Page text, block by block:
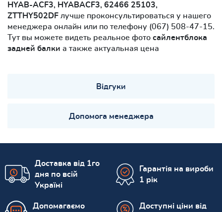
HYAB-ACF3, HYABACF3, 62466 25103,
ZTTHY502DF лучше проконсультироваться у нашего
менеджера онлайн или по телефону (067) 508-47-15.
Тут вы можете видеть реальное фото сайлентблокa
задней балки а также актуальная цена
Відгуки
Допомога менеджера
Доставка від 1го
дня по всій
Україні
Гарантія на вироби
1 рік
Допомагаємо
Доступні ціни від